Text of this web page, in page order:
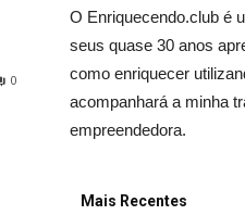
0
O Enriquecendo.club é
seus quase 30 anos
como enriquecer
acompanhará a minha
empreendedora.
Mais Recentes